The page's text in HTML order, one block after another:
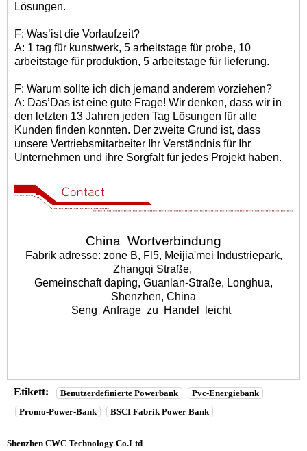
Lösungen.
F: Was’ist die Vorlaufzeit?
A: 1 tag für kunstwerk, 5 arbeitstage für probe, 10
arbeitstage für produktion, 5 arbeitstage für lieferung.
F: Warum sollte ich dich jemand anderem vorziehen?
A: Das’Das ist eine gute Frage! Wir denken, dass wir in
den letzten 13 Jahren jeden Tag Lösungen für alle
Kunden finden konnten. Der zweite Grund ist, dass
unsere Vertriebsmitarbeiter Ihr Verständnis für Ihr
Unternehmen und ihre Sorgfalt für jedes Projekt haben.
China Wortverbindung
Fabrik adresse: zone B, Fl5, Meijia'mei Industriepark,
Zhangqi Straße,
Gemeinschaft daping, Guanlan-Straße, Longhua,
Shenzhen, China
Seng Anfragezu Handel leicht
Etikett: Benutzerdefinierte Powerbank
Pvc-Energiebank
Promo-Power-Bank
BSCI Fabrik Power Bank
Shenzhen CWC Technology Co.Ltd